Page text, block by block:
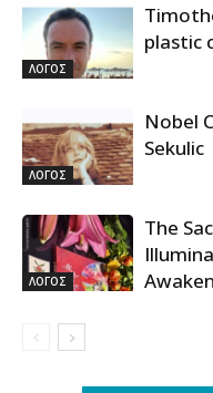
ΛΟΓΟΣ
plastic
ΛΟΓΟΣ
Nobel
Sekulic
ΛΟΓΟΣ
The